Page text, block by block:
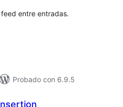
entre entradas.
Probado con 6.9.5